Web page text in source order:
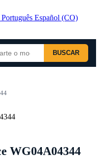
Português Español (CO)
BUSCAR
WG04A04344